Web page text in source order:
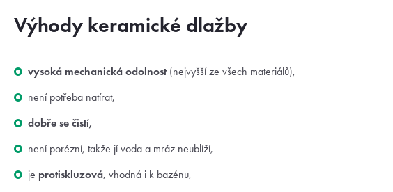
Výhody keramické dlažby
vysoká mechanická odolnost(nejvyšší ze všech materiálů),
není potřeba natírat,
dobře se čistí,
není porézní, takže jí voda a mráz neublíží,
je protiskluzová, vhodná i k bazénu,